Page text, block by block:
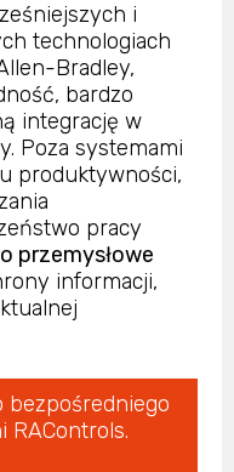
i
technologiach
Bradley,
bardzo
integrację w
Poza systemami
produktywności,
pracy
przemysłowe
informacji,
bezpośredniego
RAControls.